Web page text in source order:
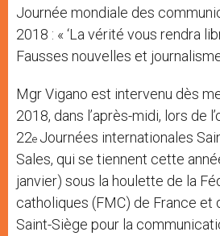
Journée mondiale des
2018 : « ‘La vérité vous rendra
Fausses nouvelles et
Mgr Vigano est intervenu dès
2018, dans l’après-midi, lors de
22e Journées internationales
Sales, qui se tiennent cette
janvier) sous la houlette de la
catholiques (FMC) de France et
Saint-Siège pour la